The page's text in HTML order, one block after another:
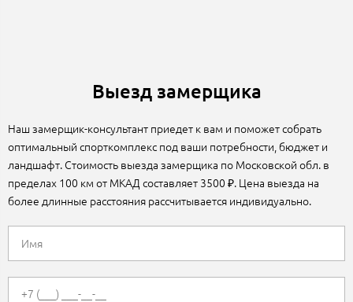
Выезд замерщика
Наш замерщик-консультант приедет к вам и поможет собрать
оптимальный спорткомплекс под ваши потребности, бюджет и
ландшафт. Стоимость выезда замерщика по Московской обл. в
пределах 100 км от МКАД составляет 3500 ₽. Цена выезда на
более длинные расстояния рассчитывается индивидуально.